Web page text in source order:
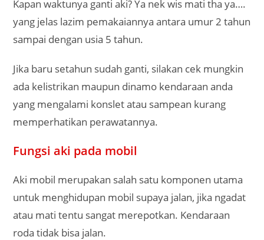
Kapan waktunya ganti aki? Ya nek wis mati tha ya….
yang jelas lazim pemakaiannya antara umur 2 tahun
sampai dengan usia 5 tahun.
Jika baru setahun sudah ganti, silakan cek mungkin
ada kelistrikan maupun dinamo kendaraan anda
yang mengalami konslet atau sampean kurang
memperhatikan perawatannya.
Fungsi aki pada mobil
Aki mobil merupakan salah satu komponen utama
untuk menghidupan mobil supaya jalan, jika ngadat
atau mati tentu sangat merepotkan. Kendaraan
roda tidak bisa jalan.